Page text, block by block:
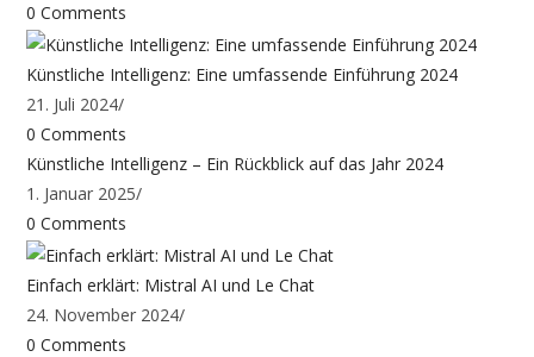
0 Comments
Künstliche Intelligenz: Eine umfassende Einführung 2024
21. Juli 2024/
0 Comments
Künstliche Intelligenz – Ein Rückblick auf das Jahr 2024
1. Januar 2025/
0 Comments
Einfach erklärt: Mistral AI und Le Chat
24. November 2024/
0 Comments